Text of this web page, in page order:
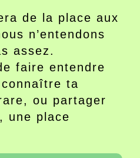
de la place aux
n’entendons
assez.
faire entendre
ta
ou partager
une place